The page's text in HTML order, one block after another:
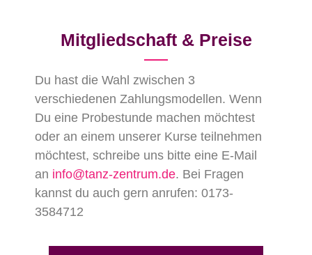
Mitgliedschaft & Preise
Du hast die Wahl zwischen 3
verschiedenen Zahlungsmodellen. Wenn
Du eine Probestunde machen möchtest
oder an einem unserer Kurse teilnehmen
möchtest, schreibe uns bitte eine E-Mail
an info@tanz-zentrum.de. Bei Fragen
kannst du auch gern anrufen: 0173-
3584712